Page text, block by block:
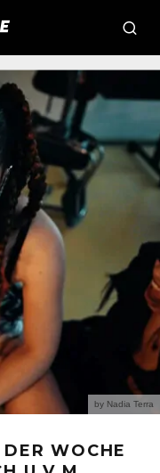
by Nadia Terra
WOCHE